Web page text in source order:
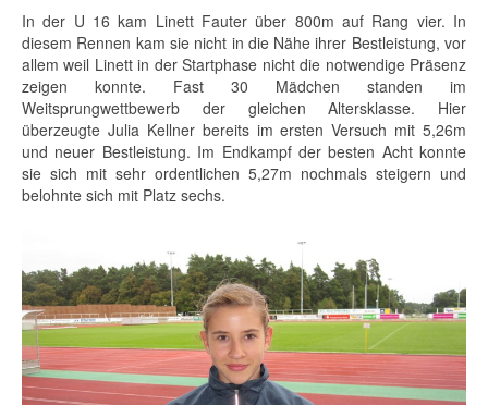
In der U 16 kam Linett Fauter über 800m auf Rang vier. In
diesem Rennen kam sie nicht in die Nähe ihrer Bestleistung, vor
allem weil Linett in der Startphase nicht die notwendige Präsenz
zeigen konnte. Fast 30 Mädchen standen im
Weitsprungwettbewerb der gleichen Altersklasse. Hier
überzeugte Julia Kellner bereits im ersten Versuch mit 5,26m
und neuer Bestleistung. Im Endkampf der besten Acht konnte
sie sich mit sehr ordentlichen 5,27m nochmals steigern und
belohnte sich mit Platz sechs.